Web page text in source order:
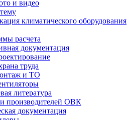
и видео
климатического оборудования
расчета
документация
труда
и ТО
литература
производителей ОВК
документация